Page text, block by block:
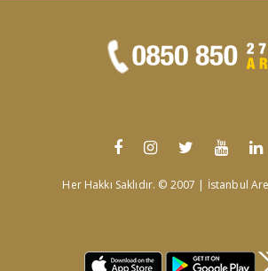
Her Hakkı Saklıdır. © 2007 | İstanbul